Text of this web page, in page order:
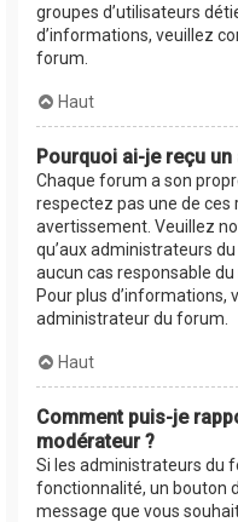
groupes d’utilisateurs
d’informations, veuillez
forum.
Haut
Pourquoi ai-je reçu
Chaque forum a son
respectez pas une de ces
avertissement. Veuillez
qu’aux administrateurs
aucun cas responsable
Pour plus d’informations,
administrateur du forum.
Haut
Comment puis-je
modérateur ?
Si les administrateurs du
fonctionnalité, un bouton
message que vous